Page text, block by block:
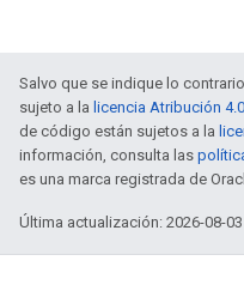
Salvo que se indique lo
sujeto a la licencia Atribución
de código están sujetos a la
información, consulta las
es una marca registrada de
Última actualización: 2026-08-03